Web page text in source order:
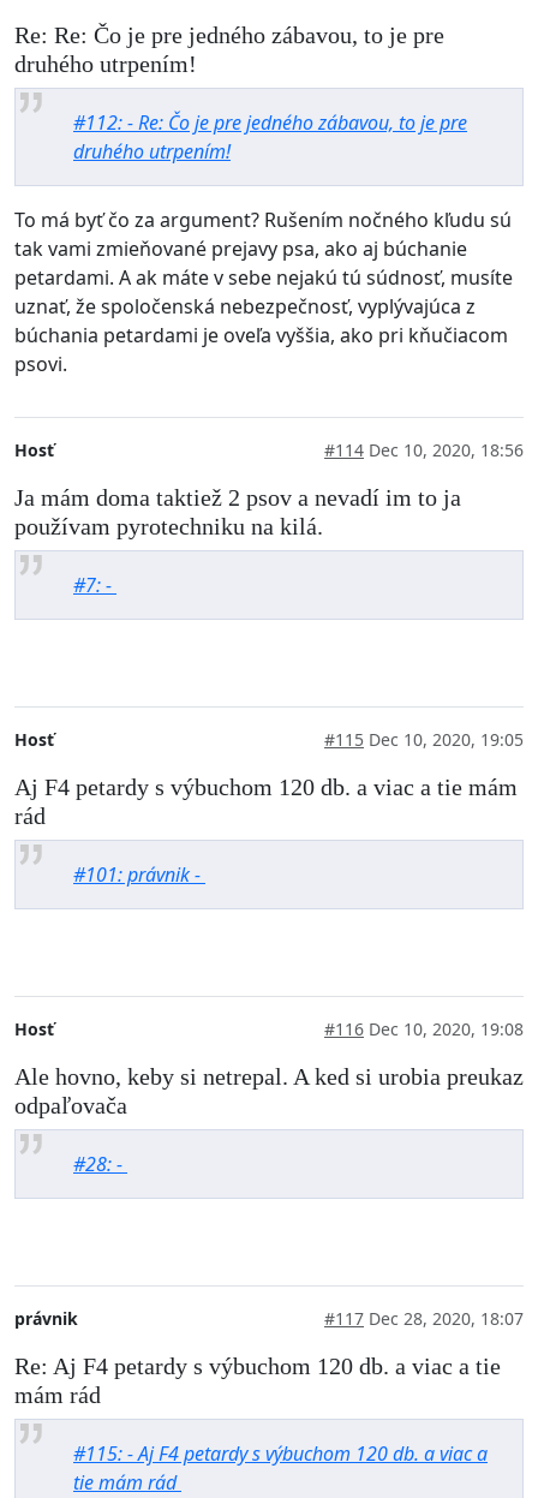
Re: Re: Čo je pre jedného zábavou, to je pre
druhého utrpením!
#112: - Re: Čo je pre jedného zábavou, to je pre
druhého utrpením!
To má byť čo za argument? Rušením nočného kľudu sú
tak vami zmieňované prejavy psa, ako aj búchanie
petardami. A ak máte v sebe nejakú tú súdnosť, musíte
uznať, že spoločenská nebezpečnosť, vyplývajúca z
búchania petardami je oveľa vyššia, ako pri kňučiacom
psovi.
Hosť #114 Dec 10, 2020, 18:56
Ja mám doma taktiež 2 psov a nevadí im to ja
používam pyrotechniku na kilá.
#7: -
Hosť #115 Dec 10, 2020, 19:05
Aj F4 petardy s výbuchom 120 db. a viac a tie mám
rád
#101: právnik -
Hosť #116 Dec 10, 2020, 19:08
Ale hovno, keby si netrepal. A ked si urobia preukaz
odpaľovača
#28: -
právnik #117 Dec 28, 2020, 18:07
Re: Aj F4 petardy s výbuchom 120 db. a viac a tie
mám rád
#115: - Aj F4 petardy s výbuchom 120 db. a viac a
tie mám rád